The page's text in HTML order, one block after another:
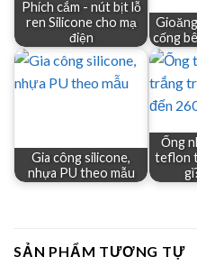
Phích cắm - nút bịt lỗ
ren Silicone cho mạ
điện
cống
Gia công silicone,
nhựa PU theo mẫu
Ống
teflon
SẢN PHẨM TƯƠNG TỰ